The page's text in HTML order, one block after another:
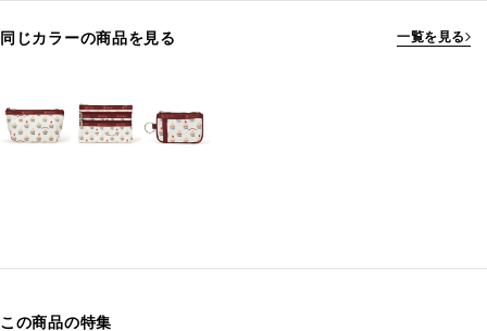
同じカラーの商品を見る 一覧を見る
この商品の特集